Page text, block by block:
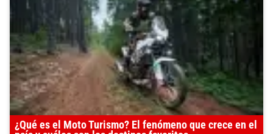
¿Qué es el Moto Turismo? El fenómeno que crece en el